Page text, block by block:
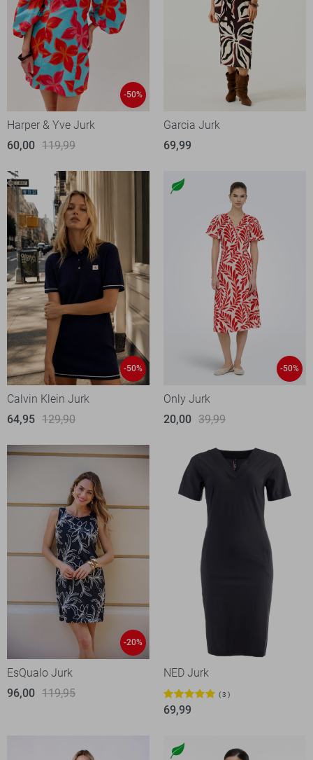
-50%
Harper & Yve Jurk
60,00 119,99
Garcia Jurk
69,99
-50%
Calvin Klein Jurk
64,95 129,90
-50%
Only Jurk
20,00 39,99
-20%
EsQualo Jurk
96,00 119,95
NED Jurk
3
69,99